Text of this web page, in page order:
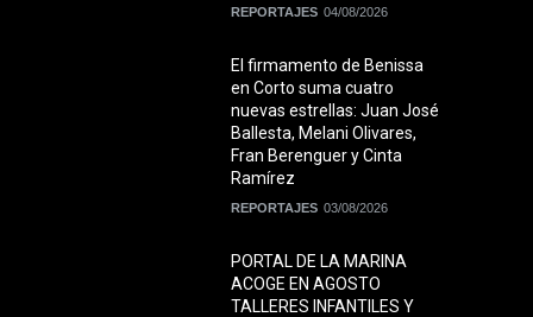
REPORTAJES 04/08/2026
El firmamento de Benissa
en Corto suma cuatro
nuevas estrellas: Juan José
Ballesta, Melani Olivares,
Fran Berenguer y Cinta
Ramírez
REPORTAJES 03/08/2026
PORTAL DE LA MARINA
ACOGE EN AGOSTO
TALLERES INFANTILES Y